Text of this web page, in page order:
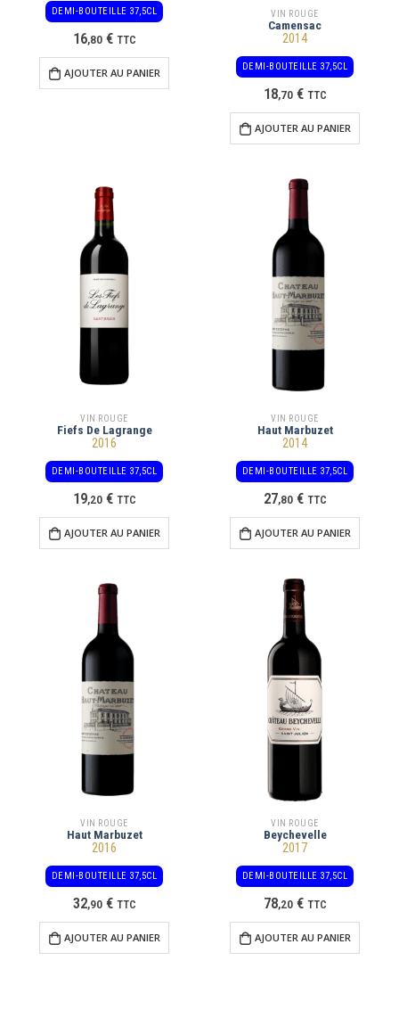
DEMI-BOUTEILLE 37,5CL
16,80 € TTC
AJOUTER AU PANIER
VIN ROUGE
Camensac
2014
DEMI-BOUTEILLE 37,5CL
18,70 € TTC
AJOUTER AU PANIER
VIN ROUGE
Fiefs De Lagrange
2016
DEMI-BOUTEILLE 37,5CL
19,20 € TTC
AJOUTER AU PANIER
VIN ROUGE
Haut Marbuzet
2014
DEMI-BOUTEILLE 37,5CL
27,80 € TTC
AJOUTER AU PANIER
VIN ROUGE
Haut Marbuzet
2016
DEMI-BOUTEILLE 37,5CL
32,90 € TTC
AJOUTER AU PANIER
VIN ROUGE
Beychevelle
2017
DEMI-BOUTEILLE 37,5CL
78,20 € TTC
AJOUTER AU PANIER